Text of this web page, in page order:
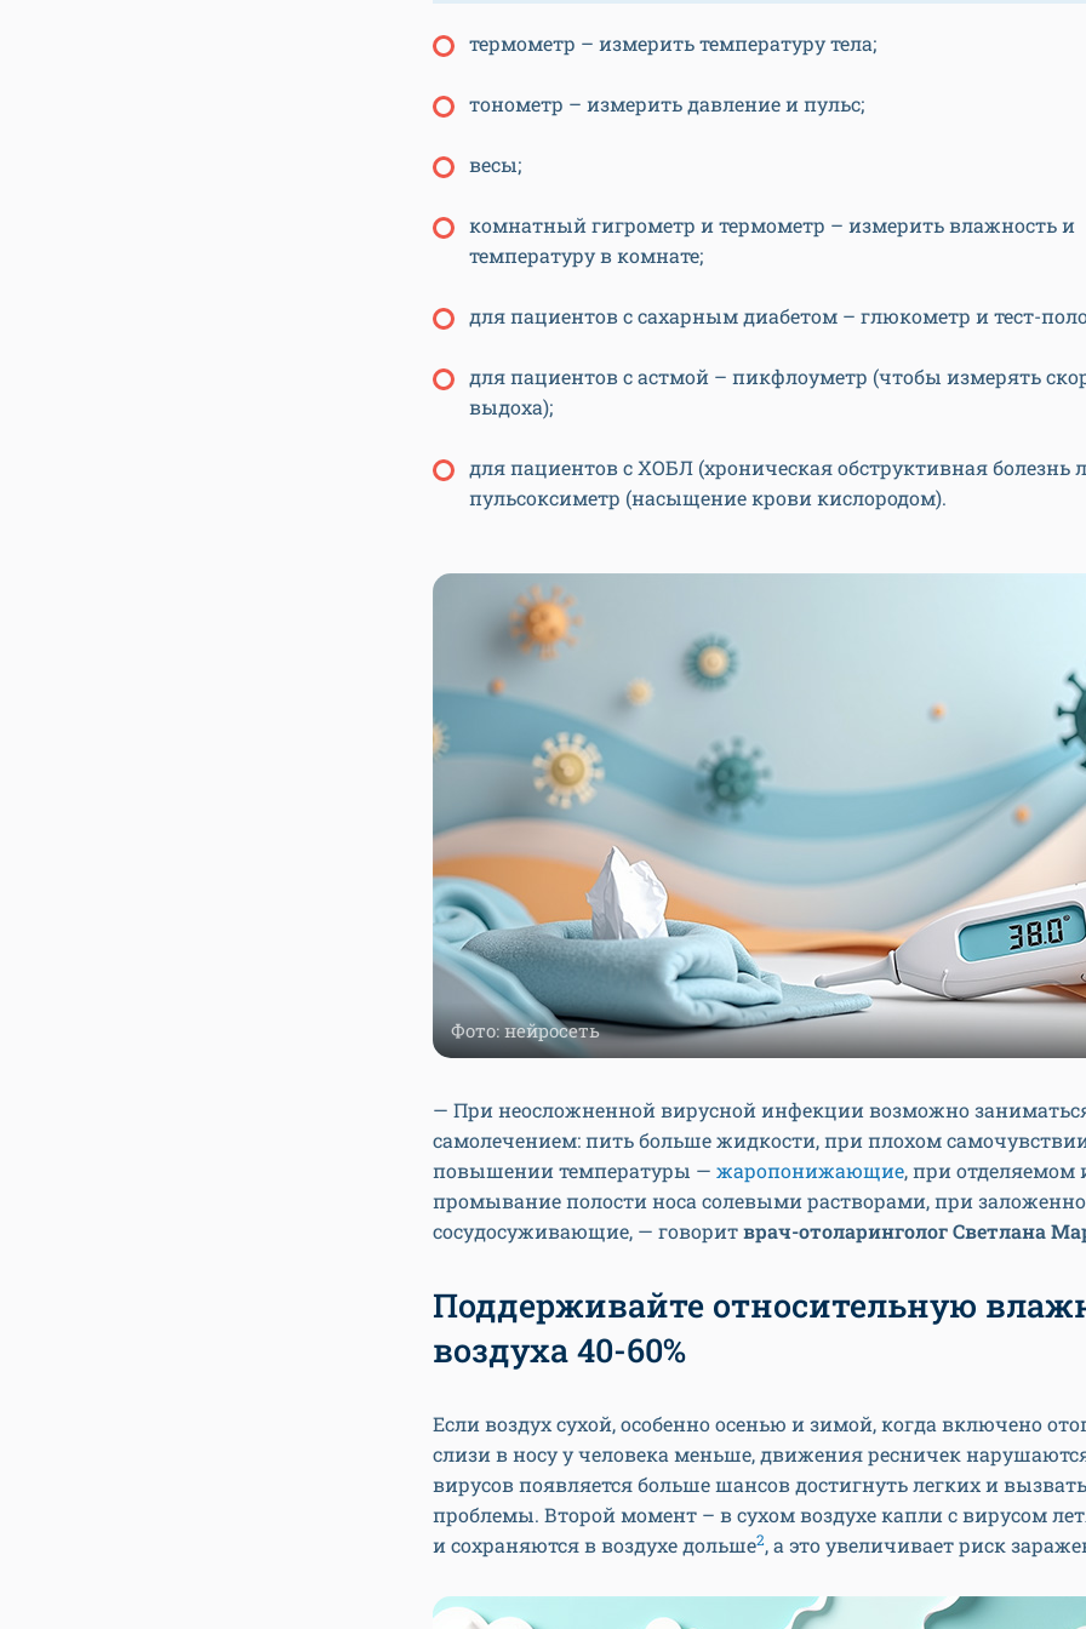
термометр – измерить температуру тела;
тонометр – измерить давление и пульс;
весы;
комнатный гигрометр и термометр – измерить влажность и
температуру в комнате;
для пациентов с сахарным диабетом – глюкометр и тест-
для пациентов с астмой – пикфлоуметр (чтобы измерять
выдоха);
для пациентов с ХОБЛ (хроническая обструктивная болезнь
пульсоксиметр (насыщение крови кислородом).
Фото: нейросеть
— При неосложненной вирусной инфекции возможно
самолечением: пить больше жидкости, при плохом
повышении температуры — жаропонижающие, при отделяемом
промывание полости носа солевыми растворами, при
сосудосуживающие, — говоритврач-отоларинголог Светлана
Поддерживайте относительную
воздуха 40-60%
Если воздух сухой, особенно осенью и зимой, когда включено
слизи в носу у человека меньше, движения ресничек
вирусов появляется больше шансов достигнуть легких и вызвать
проблемы. Второй момент – в сухом воздухе капли с вирусом
и сохраняются в воздухе дольше2, а это увеличивает риск